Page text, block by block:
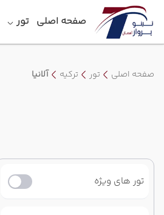
صفحه اصلی تور
صفحه اصلی تور ترکیه آلانیا
تور های ویژه